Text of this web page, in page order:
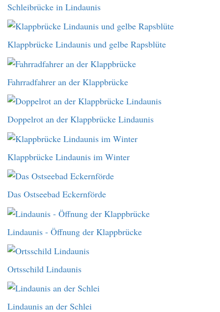
Schleibrücke in Lindaunis
Klappbrücke Lindaunis und gelbe Rapsblüte
Fahrradfahrer an der Klappbrücke
Doppelrot an der Klappbrücke Lindaunis
Klappbrücke Lindaunis im Winter
Das Ostseebad Eckernförde
Lindaunis - Öffnung der Klappbrücke
Ortsschild Lindaunis
Lindaunis an der Schlei